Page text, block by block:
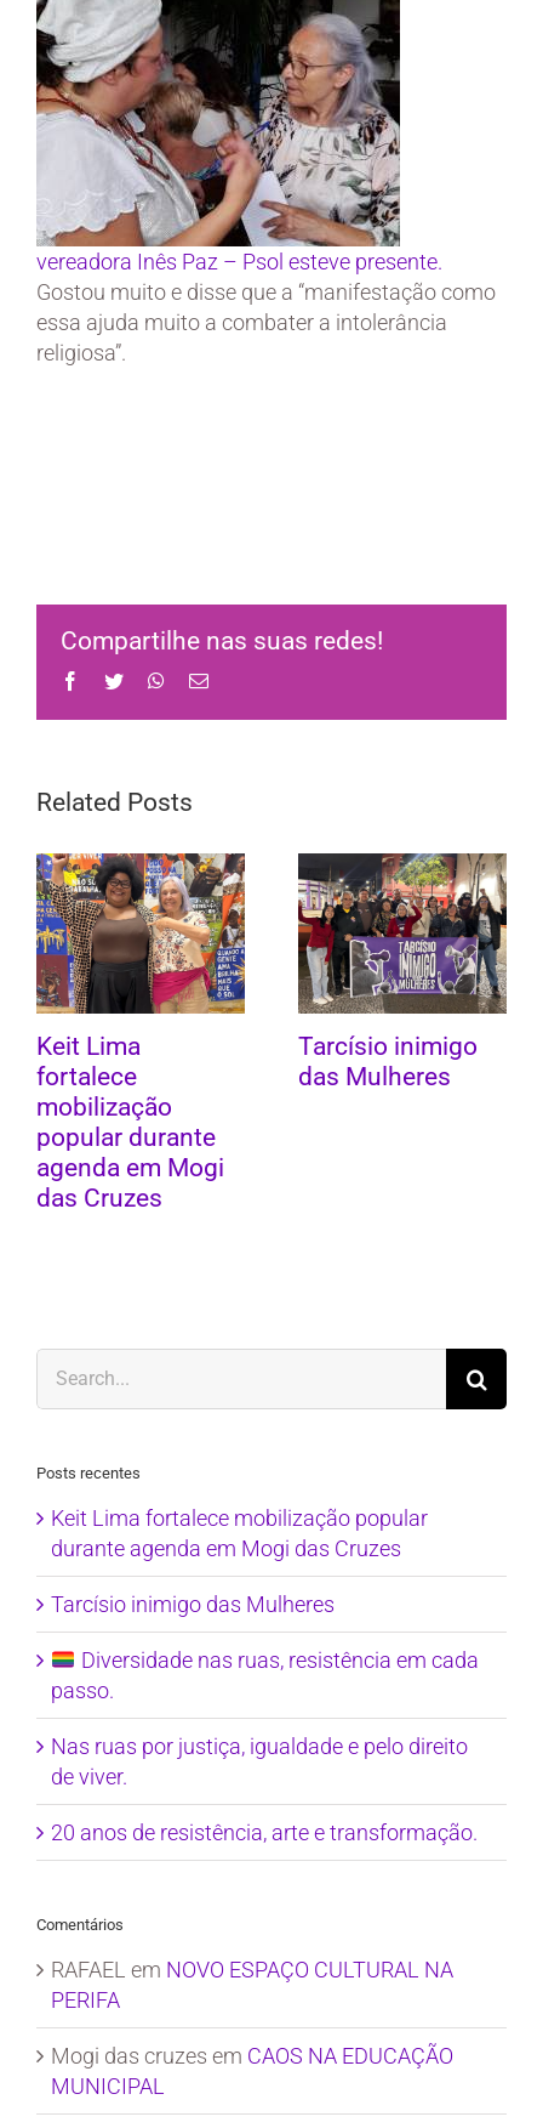
vereadora Inês Paz – Psol esteve presente.
Gostou muito e disse que a “manifestação como
essa ajuda muito a combater a intolerância
religiosa”.
Compartilhe nas suas redes!
Facebook
Twitter WhatsApp
Email
Related Posts
Keit Lima
fortalece
mobilização
popular durante
agenda em Mogi
das Cruzes
Tarcísio inimigo
das Mulheres
for:
Posts recentes
Keit Lima fortalece mobilização popular
durante agenda em Mogi das Cruzes
Tarcísio inimigo das Mulheres
Diversidade nas ruas, resistência em cada
passo.
Nas ruas por justiça, igualdade e pelo direito
de viver.
20 anos de resistência, arte e transformação.
Comentários
RAFAEL em NOVO ESPAÇO CULTURAL NA
PERIFA
Mogi das cruzes em CAOS NA EDUCAÇÃO
MUNICIPAL